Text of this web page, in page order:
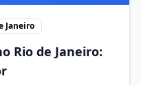
Janeiro
Rio de Janeiro: